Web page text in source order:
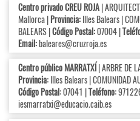
Centro privado CREU ROJA|
Mallorca |Provincia:Illes Balears |
BALEARS |Código Postal:07004 |
Email:baleares@cruzroja.es
Centro público MARRATXÍ| ARBRE DE
Provincia:Illes Balears | COMUNIDAD
Código Postal:07041 |Teléfono:
iesmarratxi@educacio.caib.es